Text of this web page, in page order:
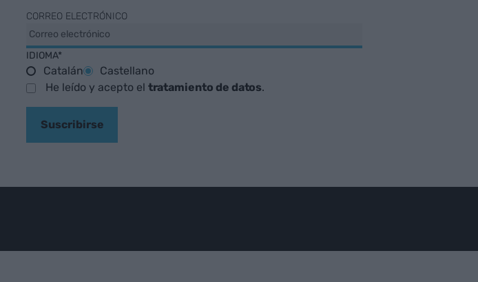
CORREO ELECTRÓNICO
IDIOMA*
Catalán
Castellano
He leído y acepto el tratamiento de datos.
Suscribirse